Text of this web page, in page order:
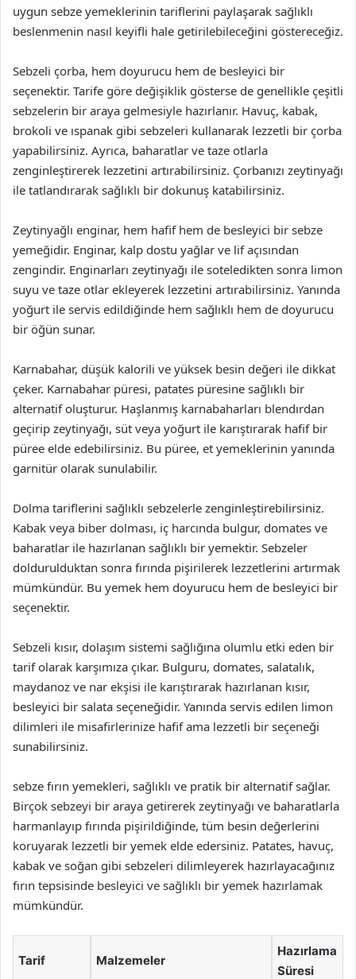
uygun sebze yemeklerinin tariflerini paylaşarak sağlıklı
beslenmenin nasıl keyifli hale getirilebileceğini göstereceğiz.
Sebzeli çorba, hem doyurucu hem de besleyici bir
seçenektir. Tarife göre değişiklik gösterse de genellikle çeşitli
sebzelerin bir araya gelmesiyle hazırlanır. Havuç, kabak,
brokoli ve ıspanak gibi sebzeleri kullanarak lezzetli bir çorba
yapabilirsiniz. Ayrıca, baharatlar ve taze otlarla
zenginleştirerek lezzetini artırabilirsiniz. Çorbanızı zeytinyağı
ile tatlandırarak sağlıklı bir dokunuş katabilirsiniz.
Zeytinyağlı enginar, hem hafif hem de besleyici bir sebze
yemeğidir. Enginar, kalp dostu yağlar ve lif açısından
zengindir. Enginarları zeytinyağı ile soteledikten sonra limon
suyu ve taze otlar ekleyerek lezzetini artırabilirsiniz. Yanında
yoğurt ile servis edildiğinde hem sağlıklı hem de doyurucu
bir öğün sunar.
Karnabahar, düşük kalorili ve yüksek besin değeri ile dikkat
çeker. Karnabahar püresi, patates püresine sağlıklı bir
alternatif oluşturur. Haşlanmış karnabaharları blendırdan
geçirip zeytinyağı, süt veya yoğurt ile karıştırarak hafif bir
püree elde edebilirsiniz. Bu püree, et yemeklerinin yanında
garnitür olarak sunulabilir.
Dolma tariflerini sağlıklı sebzelerle zenginleştirebilirsiniz.
Kabak veya biber dolması, iç harcında bulgur, domates ve
baharatlar ile hazırlanan sağlıklı bir yemektir. Sebzeler
doldurulduktan sonra fırında pişirilerek lezzetlerini artırmak
mümkündür. Bu yemek hem doyurucu hem de besleyici bir
seçenektir.
Sebzeli kısır, dolaşım sistemi sağlığına olumlu etki eden bir
tarif olarak karşımıza çıkar. Bulguru, domates, salatalık,
maydanoz ve nar ekşisi ile karıştırarak hazırlanan kısır,
besleyici bir salata seçeneğidir. Yanında servis edilen limon
dilimleri ile misafirlerinize hafif ama lezzetli bir seçeneği
sunabilirsiniz.
sebze fırın yemekleri, sağlıklı ve pratik bir alternatif sağlar.
Birçok sebzeyi bir araya getirerek zeytinyağı ve baharatlarla
harmanlayıp fırında pişirildiğinde, tüm besin değerlerini
koruyarak lezzetli bir yemek elde edersiniz. Patates, havuç,
kabak ve soğan gibi sebzeleri dilimleyerek hazırlayacağınız
fırın tepsisinde besleyici ve sağlıklı bir yemek hazırlamak
mümkündür.
Tarif Malzemeler
Hazırlama
Süresi